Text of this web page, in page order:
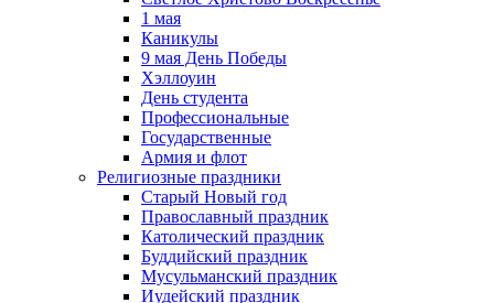
1 мая
Каникулы
9 мая День Победы
Хэллоуин
День студента
Профессиональные
Государственные
Армия и флот
Религиозные праздники
Старый Новый год
Православный праздник
Католический праздник
Буддийский праздник
Мусульманский праздник
Иудейский праздник